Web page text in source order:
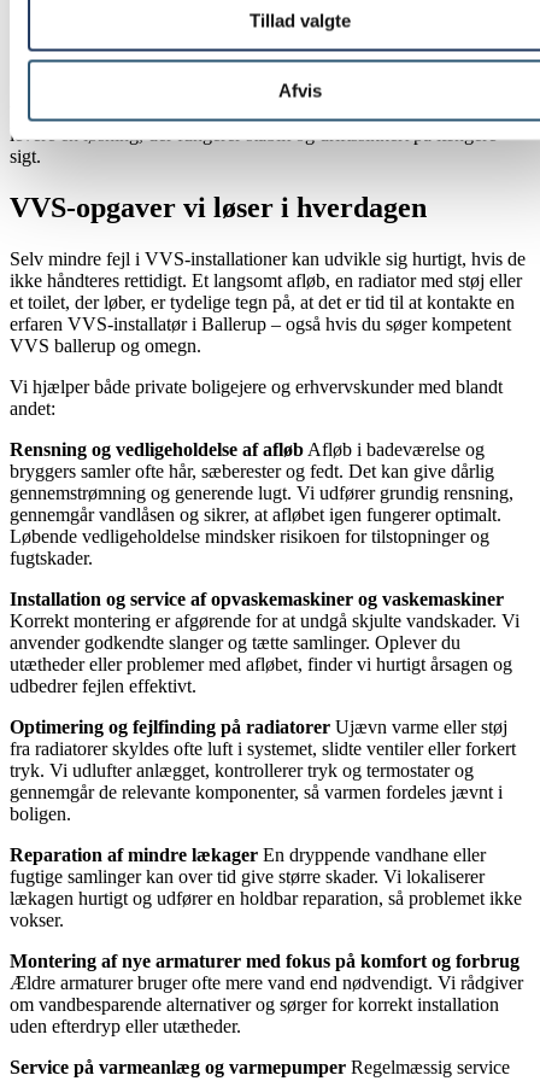
Tillad valgte
Afvis
Solidt håndværk udført efter gældende regler og standarder
Respekt for dit hjem, din tid og din hverdag
Vores ambition er ikke kun at udbedre fejlen her og nu, men at
levere en løsning, der fungerer stabilt og driftssikkert på længere
sigt.
VVS-opgaver vi løser i hverdagen
Selv mindre fejl i VVS-installationer kan udvikle sig hurtigt, hvis de
ikke håndteres rettidigt. Et langsomt afløb, en radiator med støj eller
et toilet, der løber, er tydelige tegn på, at det er tid til at kontakte en
erfaren VVS-installatør i Ballerup – også hvis du søger kompetent
VVS ballerup og omegn.
Vi hjælper både private boligejere og erhvervskunder med blandt
andet:
Rensning og vedligeholdelse af afløb Afløb i badeværelse og
bryggers samler ofte hår, sæberester og fedt. Det kan give dårlig
gennemstrømning og generende lugt. Vi udfører grundig rensning,
gennemgår vandlåsen og sikrer, at afløbet igen fungerer optimalt.
Løbende vedligeholdelse mindsker risikoen for tilstopninger og
fugtskader.
Installation og service af opvaskemaskiner og vaskemaskiner
Korrekt montering er afgørende for at undgå skjulte vandskader. Vi
anvender godkendte slanger og tætte samlinger. Oplever du
utætheder eller problemer med afløbet, finder vi hurtigt årsagen og
udbedrer fejlen effektivt.
Optimering og fejlfinding på radiatorer Ujævn varme eller støj
fra radiatorer skyldes ofte luft i systemet, slidte ventiler eller forkert
tryk. Vi udlufter anlægget, kontrollerer tryk og termostater og
gennemgår de relevante komponenter, så varmen fordeles jævnt i
boligen.
Reparation af mindre lækager En dryppende vandhane eller
fugtige samlinger kan over tid give større skader. Vi lokaliserer
lækagen hurtigt og udfører en holdbar reparation, så problemet ikke
vokser.
Montering af nye armaturer med fokus på komfort og forbrug
Ældre armaturer bruger ofte mere vand end nødvendigt. Vi rådgiver
om vandbesparende alternativer og sørger for korrekt installation
uden efterdryp eller utætheder.
Service på varmeanlæg og varmepumper Regelmæssig service